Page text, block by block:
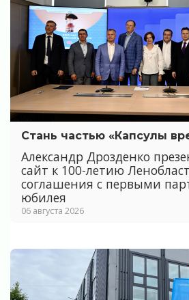
Стань частью «Капсулы
Александр Дрозденко
сайт к 100-летию
соглашения с первыми
юбилея
06 августа 2026